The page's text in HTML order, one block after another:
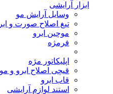
ابزار آرایشی
وسایل آرایش مو
تیغ اصلاح صورت و
موچین ابرو
فرمژه
اپلیکاتور مژه
قیچی اصلاح ابرو و مو
قاب ابرو
استند لوازم آرایشی